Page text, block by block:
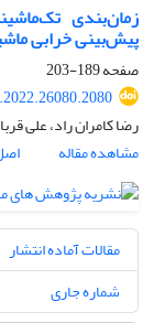
زمان‌بندی
پیش‌بینی خرابی
صفحه189-203
رضا کامران راد، علی
مشاهده مقاله
مقالات آماده انتشار
شماره جاری